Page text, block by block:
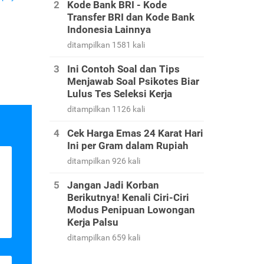
Kode Bank BRI - Kode
Transfer BRI dan Kode Bank
Indonesia Lainnya
ditampilkan 1581 kali
Ini Contoh Soal dan Tips
Menjawab Soal Psikotes Biar
Lulus Tes Seleksi Kerja
ditampilkan 1126 kali
Cek Harga Emas 24 Karat Hari
Ini per Gram dalam Rupiah
ditampilkan 926 kali
Jangan Jadi Korban
Berikutnya! Kenali Ciri-Ciri
Modus Penipuan Lowongan
Kerja Palsu
ditampilkan 659 kali